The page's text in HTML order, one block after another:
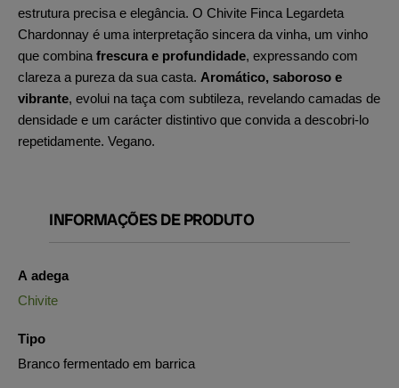
estrutura precisa e elegância. O Chivite Finca Legardeta
Chardonnay é uma interpretação sincera da vinha, um vinho
que combina frescura e profundidade, expressando com
clareza a pureza da sua casta. Aromático, saboroso e
vibrante, evolui na taça com subtileza, revelando camadas de
densidade e um carácter distintivo que convida a descobri-lo
repetidamente. Vegano.
INFORMAÇÕES DE PRODUTO
A adega
Chivite
Tipo
Branco fermentado em barrica